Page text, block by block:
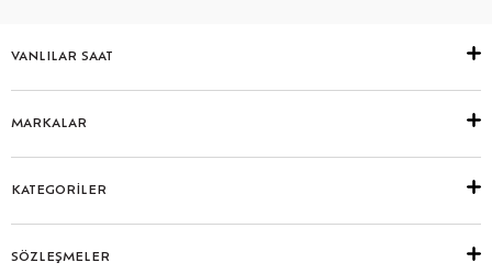
VANLILAR SAAT
MARKALAR
KATEGORİLER
SÖZLEŞMELER